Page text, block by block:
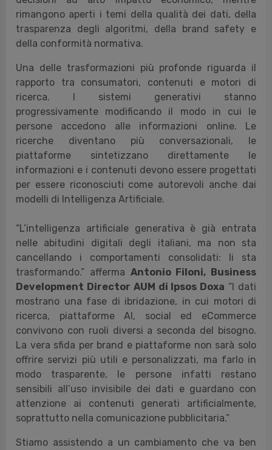
rimangono aperti i temi della qualità dei dati, della
trasparenza degli algoritmi, della brand safety e
della conformità normativa.
Una delle trasformazioni più profonde riguarda il
rapporto tra consumatori, contenuti e motori di
ricerca. I sistemi generativi stanno
progressivamente modificando il modo in cui le
persone accedono alle informazioni online. Le
ricerche diventano più conversazionali, le
piattaforme sintetizzano direttamente le
informazioni e i contenuti devono essere progettati
per essere riconosciuti come autorevoli anche dai
modelli di Intelligenza Artificiale.
“L’intelligenza artificiale generativa è già entrata
nelle abitudini digitali degli italiani, ma non sta
cancellando i comportamenti consolidati: li sta
trasformando.” afferma Antonio Filoni, Business
Development Director AUM di Ipsos Doxa “I dati
mostrano una fase di ibridazione, in cui motori di
ricerca, piattaforme AI, social ed eCommerce
convivono con ruoli diversi a seconda del bisogno.
La vera sfida per brand e piattaforme non sarà solo
offrire servizi più utili e personalizzati, ma farlo in
modo trasparente, le persone infatti restano
sensibili all’uso invisibile dei dati e guardano con
attenzione ai contenuti generati artificialmente,
soprattutto nella comunicazione pubblicitaria.”
Stiamo assistendo a un cambiamento che va ben